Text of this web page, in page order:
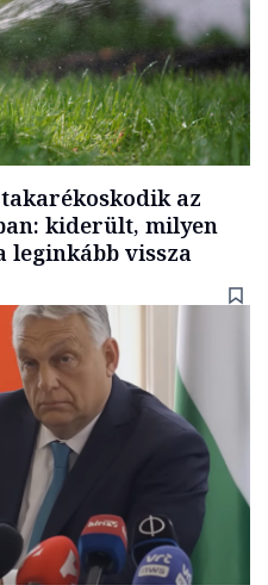
az
kiderült, milyen
leginkább vissza